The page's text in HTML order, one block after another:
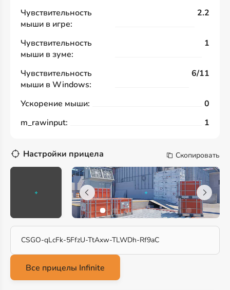
Чувствительность
мыши в игре:
2.2
Чувствительность
мыши в зуме:
1
Чувствительность
мыши в Windows:
6/11
Ускорение мыши:
0
m_rawinput:
1
Настройки прицела Скопировать
CSGO-qLcFk-5FfzU-TtAxw-TLWDh-Rf9aC